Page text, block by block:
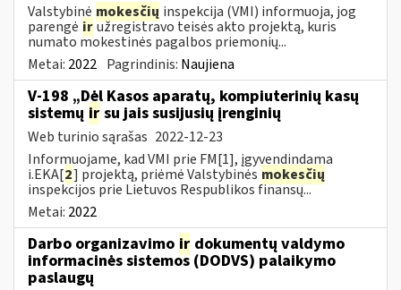
Valstybinė mokesčių inspekcija (VMI) informuoja, jog
parengė iružregistravo teisės akto projektą, kuris
numato mokestinės pagalbos priemonių...
Metai: 2022 Pagrindinis: Naujiena
V-198 „Dėl Kasos aparatų, kompiuterinių kasų
sistemų ir su jais susijusių įrenginių
Web turinio sąrašas 2022-12-23
Informuojame, kad VMI prie FM[1], įgyvendindama
i.EKA[2] projektą, priėmė Valstybinės mokesčių
inspekcijos prie Lietuvos Respublikos finansų...
Metai: 2022
Darbo organizavimo ir dokumentų valdymo
informacinės sistemos (DODVS) palaikymo
paslaugų